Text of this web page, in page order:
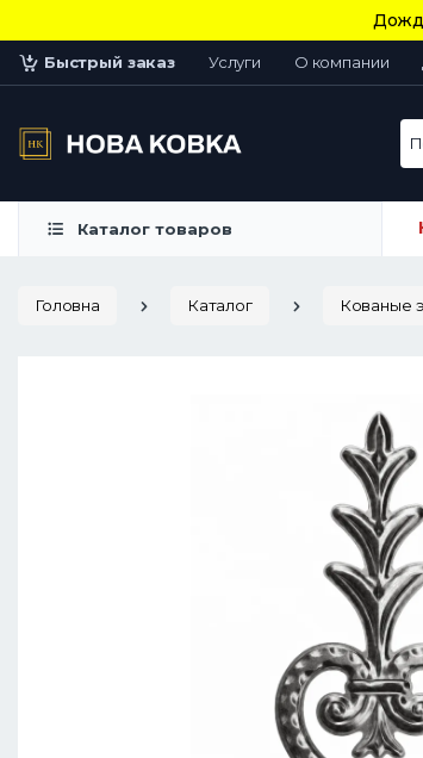
Быстрый заказ Услуги О компании
Каталог товаров
Головна Каталог Кованые